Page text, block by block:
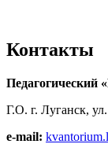
Контакты
Г.О. г. Луганск,
e-mail: